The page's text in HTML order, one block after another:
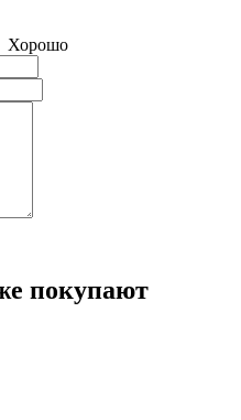
Хорошо
покупают